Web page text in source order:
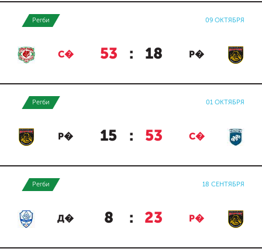
Регби 09 ОКТЯБРЯ
С� 53 : 18 Р�
Регби 01 ОКТЯБРЯ
Р� 15 : 53 С�
Регби 18 СЕНТЯБРЯ
Д� 8 : 23 Р�